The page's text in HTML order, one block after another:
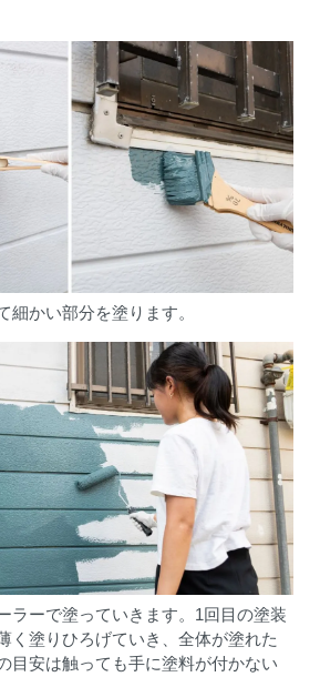
細かい部分を塗ります。
ラーで塗っていきます。1回目の塗装
く塗りひろげていき、全体が塗れた
目安は触っても手に塗料が付かない